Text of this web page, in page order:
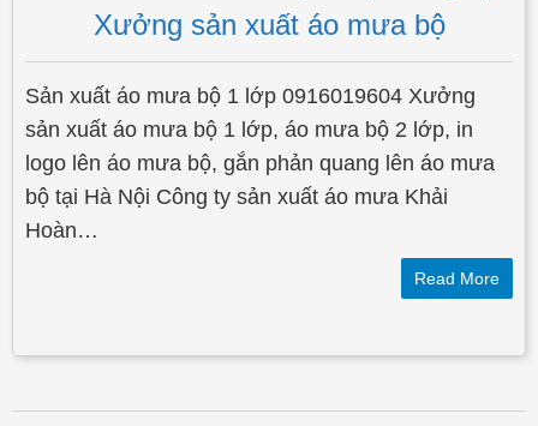
Xưởng sản xuất áo mưa bộ
Sản xuất áo mưa bộ 1 lớp 0916019604 Xưởng
sản xuất áo mưa bộ 1 lớp, áo mưa bộ 2 lớp, in
logo lên áo mưa bộ, gắn phản quang lên áo mưa
bộ tại Hà Nội Công ty sản xuất áo mưa Khải
Hoàn…
Read More